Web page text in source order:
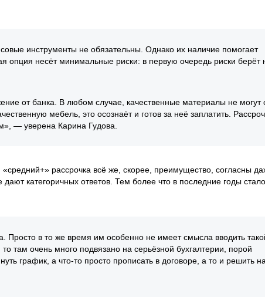
инструменты не обязательны. Однако их наличие помогает
опция несёт минимальные риски: в первую очередь риски берёт
от банка. В любом случае, качественные материалы не могут
мебель, это осознаёт и готов за неё заплатить.
— уверена Карина Гудова.
рассрочка всё же, скорее, преимущество, согласны
категоричных ответов. Тем более что в последние годы
Просто в то же время им особенно не имеет смысла вводить
там очень много подвязано на серьёзной бухгалтерии, порой
график, а что-то просто прописать в договоре, а то и решить на